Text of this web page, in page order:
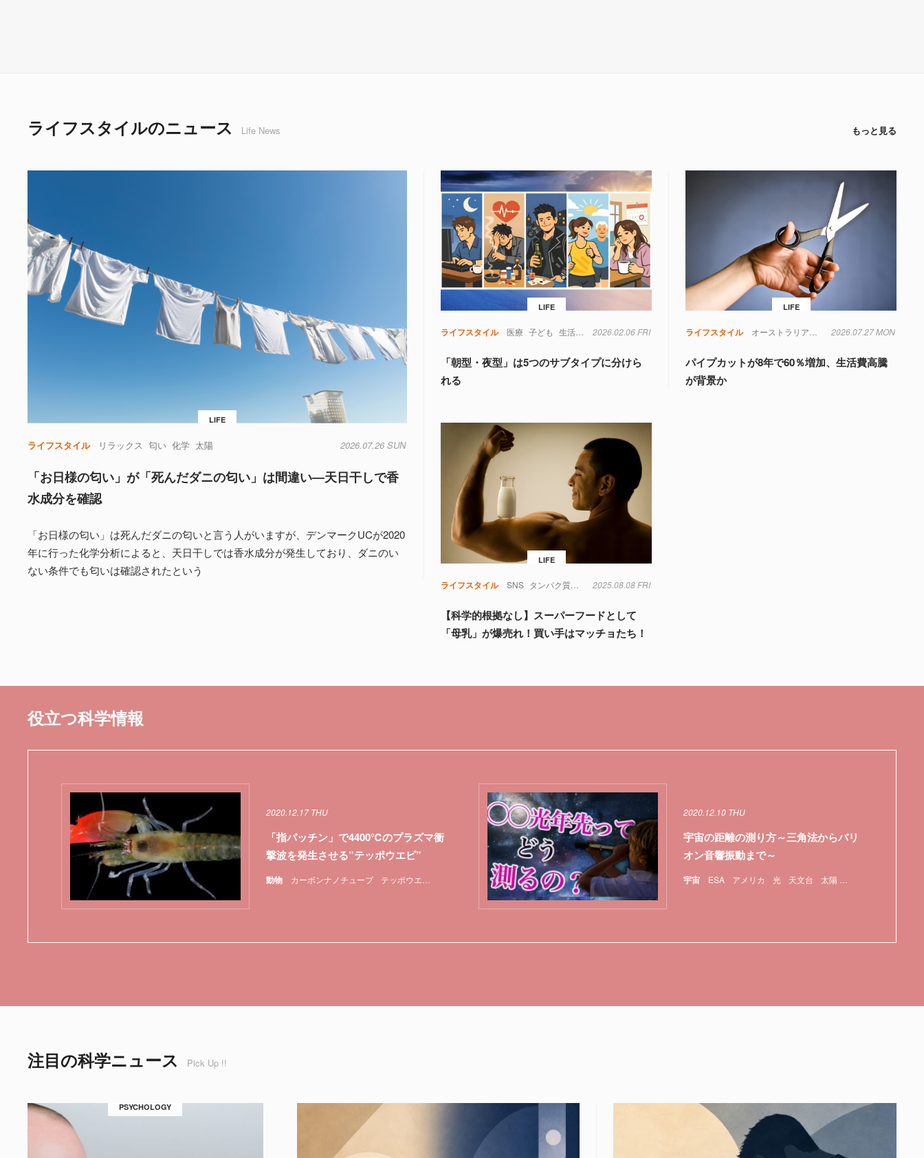
ライフスタイルのニュース Life News もっと見る
LIFE
ライフスタイル リラックス 匂い 化学 太陽 2026.07.26 SUN
「お日様の匂い」が「死んだダニの匂い」は間違い―天日干しで香
水成分を確認
「お日様の匂い」は死んだダニの匂いと言う人がいますが、デンマークUCが2020
年に行った化学分析によると、天日干しでは香水成分が発生しており、ダニのい
ない条件でも匂いは確認されたという
LIFE
ライフスタイル 医療 子ども 生活 生物 生物学 睡眠
2026.02.06 FRI
「朝型・夜型」は5つのサブタイプに分けら
れる
LIFE
ライフスタイル 医療 子ども 生活 社会
2026.07.27 MON
パイプカットが8年で60％増加、生活費高騰
が背景か
LIFE
ライフスタイル SNS タンパク質 ビタミン 生活 筋肉
2025.08.08 FRI
【科学的根拠なし】スーパーフードとして
「母乳」が爆売れ！買い手はマッチョたち！
役立つ科学情報
動物 カーボンナノチューブ テッポウエビ 特集 筋肉
2020.12.17 THU
「指パッチン」で4400℃のプラズマ衝
撃波を発生させる”テッポウエビ”
宇宙 ESA アメリカ 光 天文台 太陽
2020.12.10 THU
宇宙の距離の測り方～三角法からバリ
オン音響振動まで～
注目の科学ニュース Pick Up !!
PSYCHOLOGY